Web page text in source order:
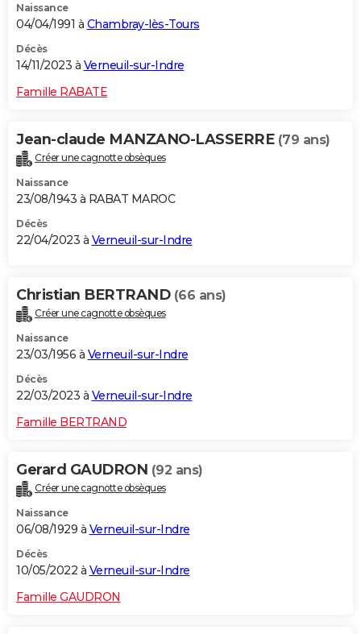
GUIDES D'ACHAT
BONS PLANS
CARTE DE VOEUX
Dictionnaire
Biographies
Citations
Expressions
Proverbes
PROGRAMME TV
COPAINS D'AVANT
S'inscrire
Se connecter
Lycées
Collèges
Primaires
Universités
Entreprises
Service militaire
Avis de recherche
AVIS DE DÉCÈS
Naissance
04/04/1991 à Chambray-lès-Tours
Décès
14/11/2023 à Verneuil-sur-Indre
Famille RABATE
Jean-claude MANZANO-LASSERRE (79 ans)
Créer une cagnotte obsèques
Naissance
23/08/1943 à RABAT MAROC
Décès
22/04/2023 à Verneuil-sur-Indre
Christian BERTRAND (66 ans)
Créer une cagnotte obsèques
Naissance
23/03/1956 à Verneuil-sur-Indre
Décès
22/03/2023 à Verneuil-sur-Indre
Famille BERTRAND
Gerard GAUDRON (92 ans)
Créer une cagnotte obsèques
Naissance
06/08/1929 à Verneuil-sur-Indre
Décès
10/05/2022 à Verneuil-sur-Indre
Famille GAUDRON